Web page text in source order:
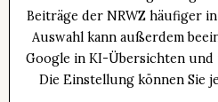
Beiträge der NRWZ häufiger in
Auswahl kann außerdem
Google in KI-Übersichten
Die Einstellung können Sie